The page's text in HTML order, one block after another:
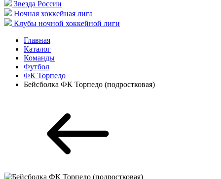
Звезда России
Ночная хоккейная лига
Клубы ночной хоккейной лиги
Главная
Каталог
Команды
Футбол
ФК Торпедо
Бейсболка ФК Торпедо (подростковая)